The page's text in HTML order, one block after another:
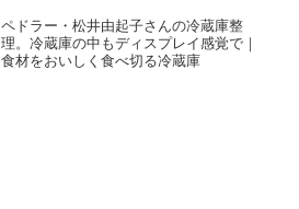
ペドラー・松井由起子さんの冷蔵庫整
理。冷蔵庫の中もディスプレイ感覚で｜
食材をおいしく食べ切る冷蔵庫